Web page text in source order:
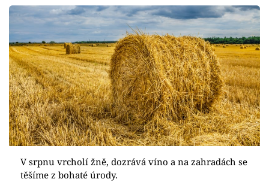
V srpnu vrcholí žně, dozrává víno a na zahradách se
těšíme z bohaté úrody.